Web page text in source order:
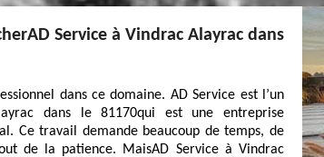
Service à Vindrac Alayrac dans
dans ce domaine. AD Service est l’un
dans le 81170qui est une entreprise
Ce travail demande beaucoup de temps, de
de la patience. MaisAD Service à Vindrac